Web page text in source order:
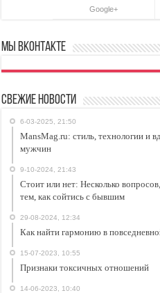
Google+
Мы ВКонтакте
Свежие новости
6-03-2025, 21:50
MansMag.ru: стиль, технологии и
мужчин
9-10-2024, 21:43
Стоит или нет: Несколько
тем, как сойтись с бывшим
29-08-2024, 12:34
Как найти гармонию в
15-07-2023, 10:55
Признаки токсичных отношений
14-06-2023, 10:40